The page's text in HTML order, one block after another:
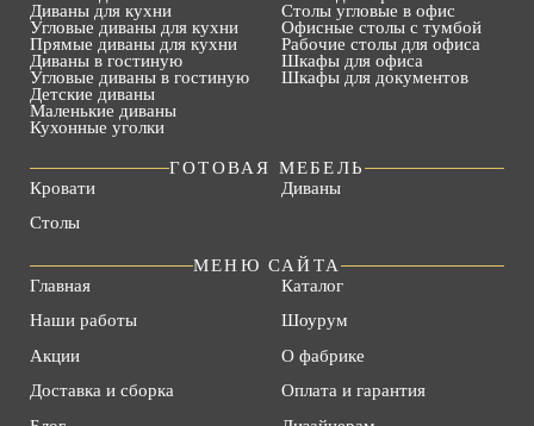
Диваны для кухни
Угловые диваны для кухни
Прямые диваны для кухни
Диваны в гостиную
Угловые диваны в гостиную
Детские диваны
Маленькие диваны
Кухонные уголки
Столы угловые в офис
Офисные столы с тумбой
Рабочие столы для офиса
Шкафы для офиса
Шкафы для документов
ГОТОВАЯ МЕБЕЛЬ
Кровати
Диваны
Столы
МЕНЮ САЙТА
Главная
Каталог
Наши работы
Шоурум
Акции
О фабрике
Доставка и сборка
Оплата и гарантия